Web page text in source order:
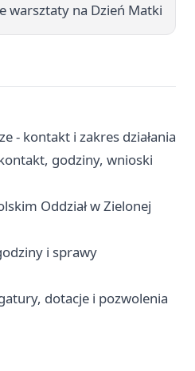
warsztaty na Dzień Matki
- kontakt i zakres działania
godziny, wnioski
Oddział w Zielonej
i sprawy
dotacje i pozwolenia